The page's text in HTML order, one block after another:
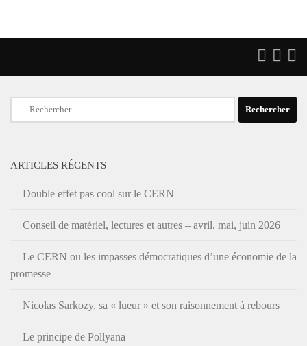
Rechercher :
ARTICLES RÉCENTS
Double effet pas cool sur le CERN
Conseil de matériel, lectures et autres – avril, mai, juin 2026
Le CERN ou les impasses démocratiques d’une économie de la
promesse
Nicolas Sarkozy, sa « lueur » et son raisonnement à rebours
Le principe de Pollyana